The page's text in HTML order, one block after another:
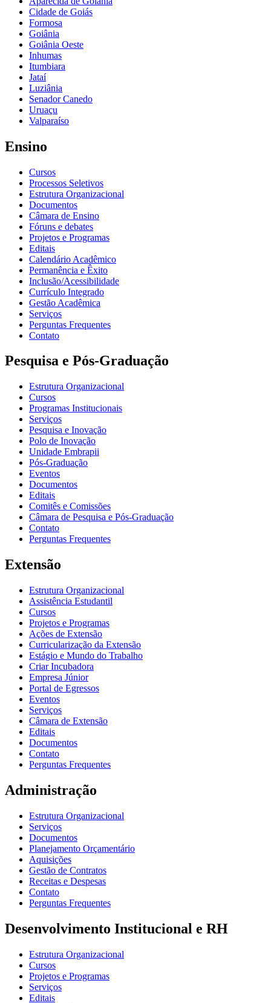
Cidade de Goiás
Formosa
Goiânia
Goiânia Oeste
Inhumas
Itumbiara
Jataí
Luziânia
Senador Canedo
Uruaçu
Valparaíso
Ensino
Cursos
Processos Seletivos
Estrutura Organizacional
Documentos
Câmara de Ensino
Fóruns e debates
Projetos e Programas
Editais
Calendário Acadêmico
Permanência e Êxito
Inclusão/Acessibilidade
Currículo Integrado
Gestão Acadêmica
Serviços
Perguntas Frequentes
Contato
Pesquisa e Pós-Graduação
Estrutura Organizacional
Cursos
Programas Institucionais
Serviços
Pesquisa e Inovação
Polo de Inovação
Unidade Embrapii
Pós-Graduação
Eventos
Documentos
Editais
Comitês e Comissões
Câmara de Pesquisa e Pós-Graduação
Contato
Perguntas Frequentes
Extensão
Estrutura Organizacional
Assistência Estudantil
Cursos
Projetos e Programas
Ações de Extensão
Curricularização da Extensão
Estágio e Mundo do Trabalho
Criar Incubadora
Empresa Júnior
Portal de Egressos
Eventos
Serviços
Câmara de Extensão
Editais
Documentos
Contato
Perguntas Frequentes
Administração
Estrutura Organizacional
Serviços
Documentos
Planejamento Orçamentário
Aquisições
Gestão de Contratos
Receitas e Despesas
Contato
Perguntas Frequentes
Desenvolvimento Institucional e RH
Estrutura Organizacional
Cursos
Projetos e Programas
Serviços
Editais